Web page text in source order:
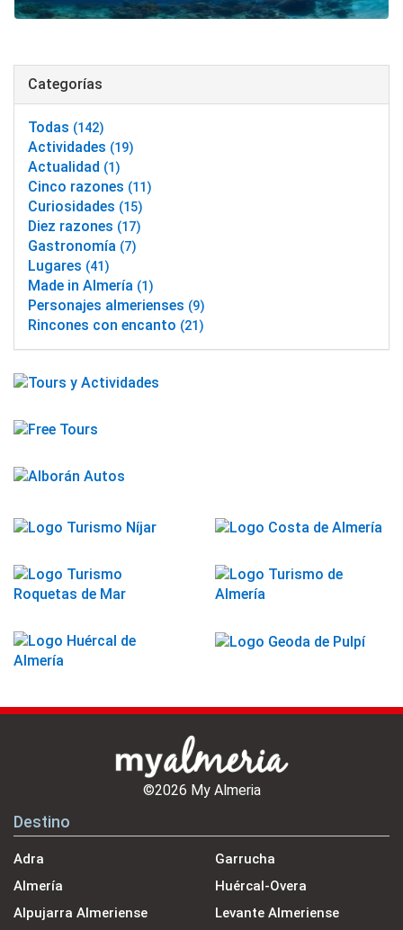
Categorías
Todas (142)
Actividades (19)
Actualidad (1)
Cinco razones (11)
Curiosidades (15)
Diez razones (17)
Gastronomía (7)
Lugares (41)
Made in Almería (1)
Personajes almerienses (9)
Rincones con encanto (21)
©2026 My Almeria
Destino
Adra
Almería
Alpujarra Almeriense
Garrucha
Huércal-Overa
Levante Almeriense